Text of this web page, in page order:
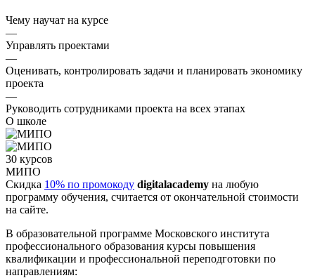
Чему научат на курсе
—
Управлять проектами
—
Оценивать, контролировать задачи и планировать экономику
проекта
—
Руководить сотрудниками проекта на всех этапах
О школе
30 курсов
МИПО
Скидка 10% по промокоду digitalacademy на любую
программу обучения, считается от окончательной стоимости
на сайте.
В образовательной программе Московского института
профессионального образования курсы повышения
квалификации и профессиональной переподготовки по
направлениям: